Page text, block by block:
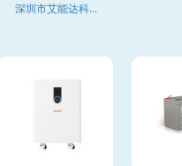
深圳市艾能达科...